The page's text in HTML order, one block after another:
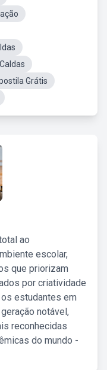
Grátis
ao
escolar,
que priorizam
por criatividade
estudantes em
notável,
reconhecidas
do mundo -